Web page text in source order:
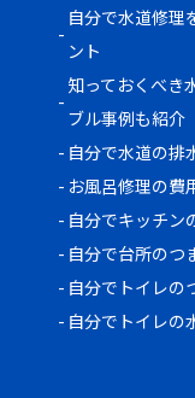
自分で水道修理
ント
知っておくべき
ブル事例も紹介
自分で水道の排
お風呂修理の費
自分でキッチン
自分で台所のつ
自分でトイレの
自分でトイレの